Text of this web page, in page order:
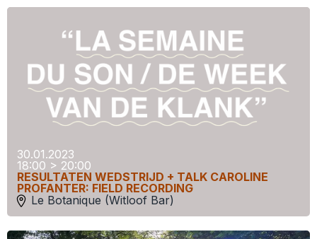
30.01.2023
18:00 > 20:00
RESULTATEN WEDSTRIJD + TALK CAROLINE
PROFANTER: FIELD RECORDING
Le Botanique (Witloof Bar)